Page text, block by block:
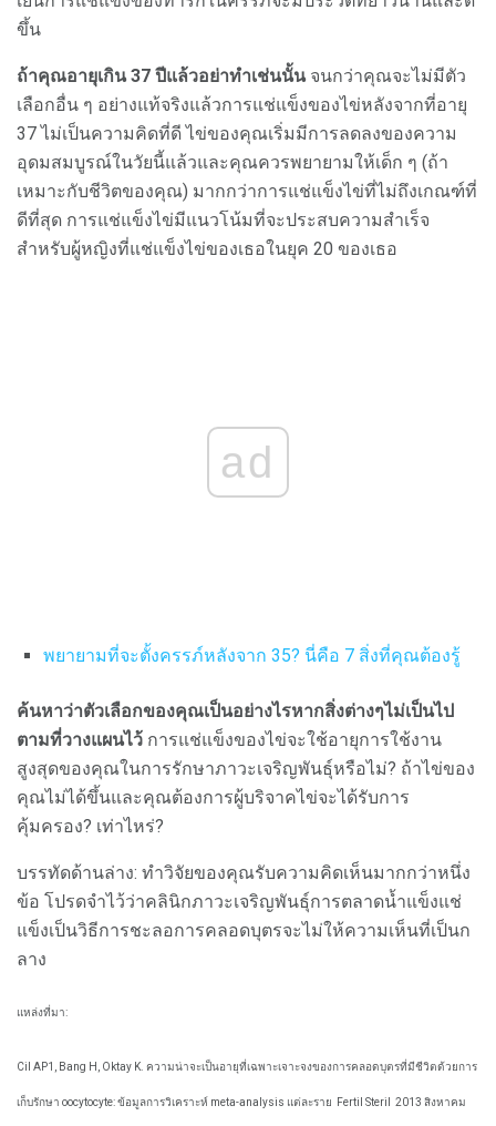
ขึ้น
ถ้าคุณอายุเกิน 37 ปีแล้วอย่าทำเช่นนั้นจนกว่าคุณจะไม่มีตัว
เลือกอื่น ๆ อย่างแท้จริงแล้วการแช่แข็งของไข่หลังจากที่อายุ
37 ไม่เป็นความคิดที่ดี ไข่ของคุณเริ่มมีการลดลงของความ
อุดมสมบูรณ์ในวัยนี้แล้วและคุณควรพยายามให้เด็ก ๆ (ถ้า
เหมาะกับชีวิตของคุณ) มากกว่าการแช่แข็งไข่ที่ไม่ถึงเกณฑ์ที่
ดีที่สุด การแช่แข็งไข่มีแนวโน้มที่จะประสบความสำเร็จ
สำหรับผู้หญิงที่แช่แข็งไข่ของเธอในยุค 20 ของเธอ
ad
พยายามที่จะตั้งครรภ์หลังจาก 35? นี่คือ 7 สิ่งที่คุณต้องรู้
ค้นหาว่าตัวเลือกของคุณเป็นอย่างไรหากสิ่งต่างๆไม่เป็นไป
ตามที่วางแผนไว้ การแช่แข็งของไข่จะใช้อายุการใช้งาน
สูงสุดของคุณในการรักษาภาวะเจริญพันธุ์หรือไม่? ถ้าไข่ของ
คุณไม่ได้ขึ้นและคุณต้องการผู้บริจาคไข่จะได้รับการ
คุ้มครอง? เท่าไหร่?
บรรทัดด้านล่าง: ทำวิจัยของคุณรับความคิดเห็นมากกว่าหนึ่ง
ข้อ โปรดจำไว้ว่าคลินิกภาวะเจริญพันธุ์การตลาดน้ำแข็งแช่
แข็งเป็นวิธีการชะลอการคลอดบุตรจะไม่ให้ความเห็นที่เป็นก
ลาง
แหล่งที่มา:
Cil AP1, Bang H, Oktay K. ความน่าจะเป็นอายุที่เฉพาะเจาะจงของการคลอดบุตรที่มีชีวิตด้วยการ
เก็บรักษา oocytocyte: ข้อมูลการวิเคราะห์ meta-analysis แต่ละราย Fertil Steril 2013 สิงหาคม